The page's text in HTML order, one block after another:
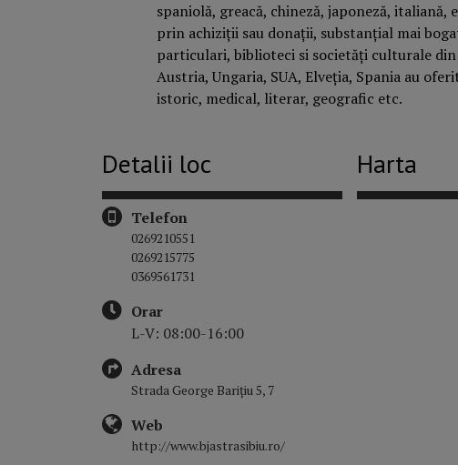
spaniolă, greacă, chineză, japoneză,
prin achiziții sau donații, substanțial mai
particulari, biblioteci si societăți culturale din
Austria, Ungaria, SUA, Elveția, Spania au
istoric, medical, literar, geografic etc.
Detalii loc
Telefon
0269210551
0269215775
0369561731
Orar
L-V: 08:00-16:00
Adresa
Strada George Barițiu 5, 7
Web
http://www.bjastrasibiu.ro/
Harta